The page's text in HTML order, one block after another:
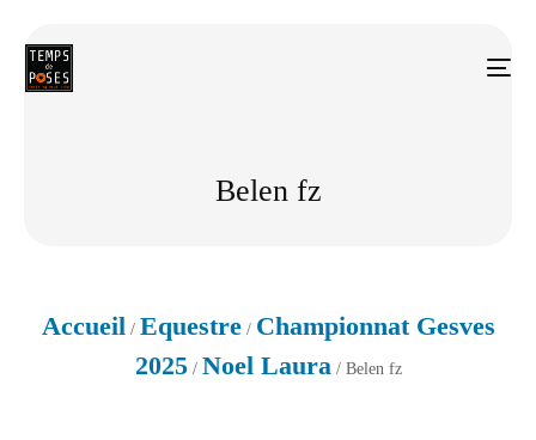
Belen fz
Accueil / Equestre/ Championnat Gesves
2025/ Noel Laura / Belen fz